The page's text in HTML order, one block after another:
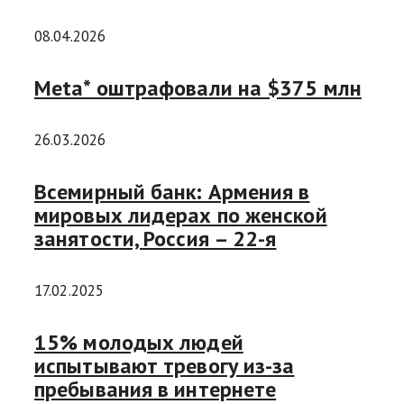
08.04.2026
Meta* оштрафовали на $375 млн
26.03.2026
Всемирный банк: Армения в
мировых лидерах по женской
занятости, Россия – 22-я
17.02.2025
15% молодых людей
испытывают тревогу из-за
пребывания в интернете